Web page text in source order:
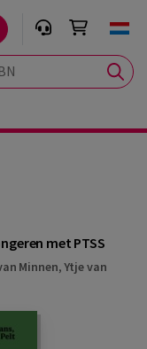
met PTSS
Minnen,Ytje van